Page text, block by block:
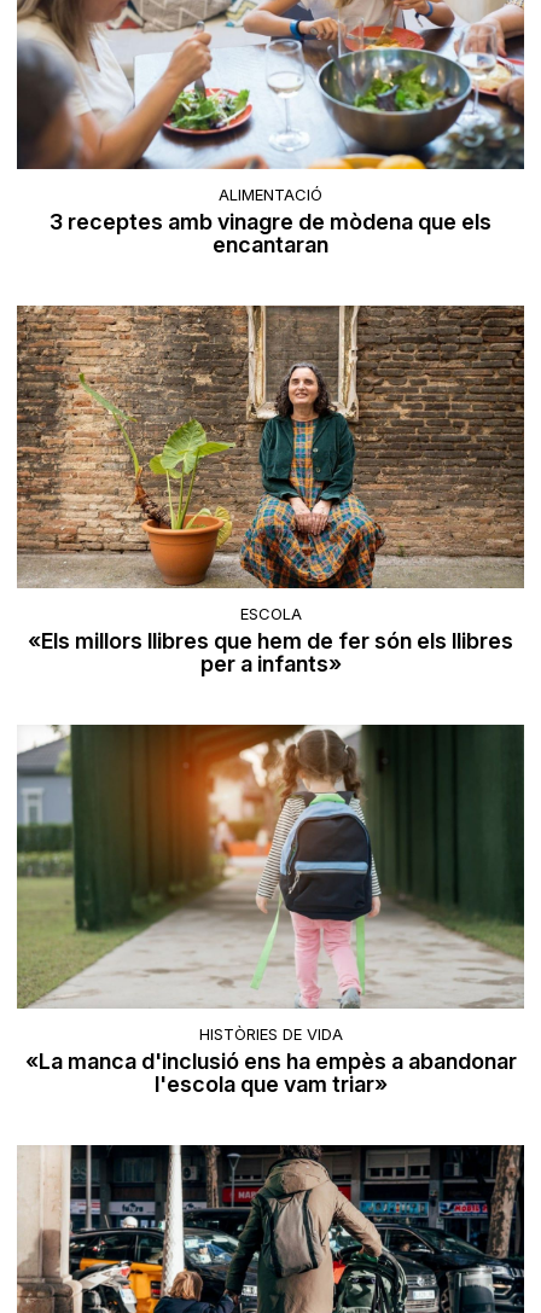
ALIMENTACIÓ
3 receptes amb vinagre de mòdena que els
encantaran
ESCOLA
«Els millors llibres que hem de fer són els llibres
per a infants»
HISTÒRIES DE VIDA
«La manca d'inclusió ens ha empès a abandonar
l'escola que vam triar»